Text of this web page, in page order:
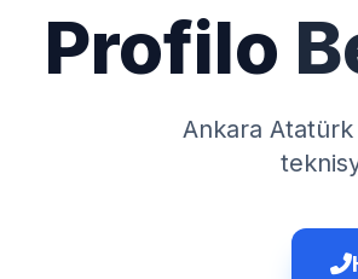
Profilo
Ankara Atatürk